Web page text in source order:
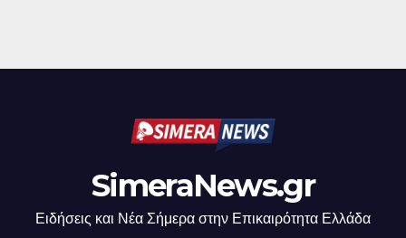
SimeraNews.gr
Ειδήσεις και Νέα Σήμερα στην Επικαιρότητα Ελλάδα